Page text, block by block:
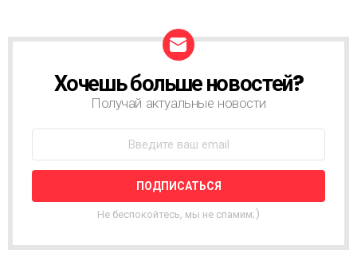
О
Т
Н
Я
С
Хочешь больше новостей?
Получай актуальные новости
Не беспокойтесь, мы не спамим;)